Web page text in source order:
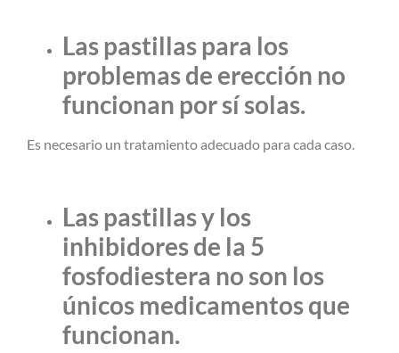
Las pastillas para los
problemas de erección no
funcionan por sí solas.
Es necesario un tratamiento adecuado para cada caso.
Las pastillas y los
inhibidores de la 5
fosfodiestera no son los
únicos medicamentos que
funcionan.